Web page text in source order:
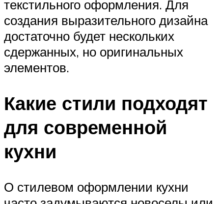
текстильного оформления. Для
создания выразительного дизайна
достаточно будет нескольких
сдержанных, но оригинальных
элементов.
Какие стили подходят
для современной
кухни
О стилевом оформлении кухни